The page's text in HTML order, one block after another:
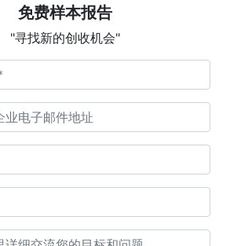
免费样本报告
"寻找新的创收机会"